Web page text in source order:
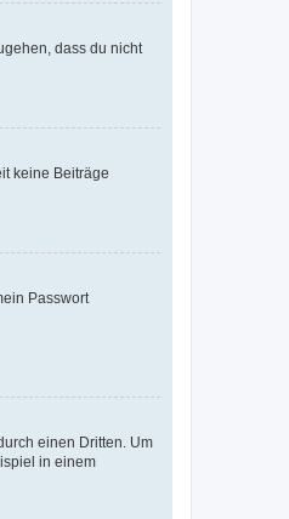
dass du nicht
keine Beiträge
Passwort
einen Dritten. Um
in einem